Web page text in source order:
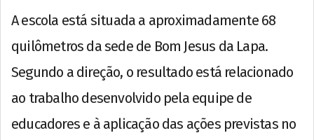
A escola está situada a aproximadamente 68
quilômetros da sede de Bom Jesus da Lapa.
Segundo a direção, o resultado está relacionado
ao trabalho desenvolvido pela equipe de
educadores e à aplicação das ações previstas no